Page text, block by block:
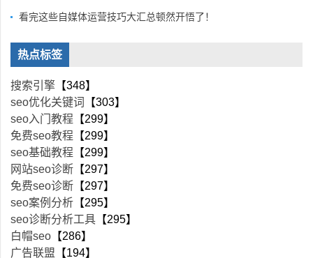
看完这些自媒体运营技巧大汇总顿然开悟了！
热点标签
搜索引擎 【348】
seo优化关键词
【303】
seo入门教程 【299】
免费seo教程 【299】
seo基础教程 【299】
网站seo诊断 【297】
免费seo诊断 【297】
seo案例分析 【295】
seo诊断分析工具 【295】
白帽seo 【286】
广告联盟 【194】